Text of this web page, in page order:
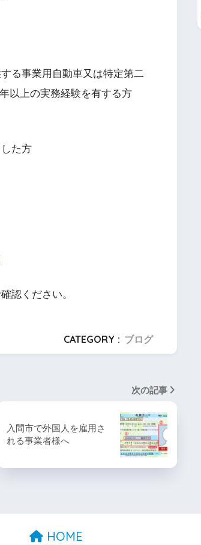
る事業用自動車又は特定第二
以上の実務経験を有する方
た方
認ください。
CATEGORY : ブログ
次の記事
入間市で外国人を雇用さ
れる事業者様へ
HOME